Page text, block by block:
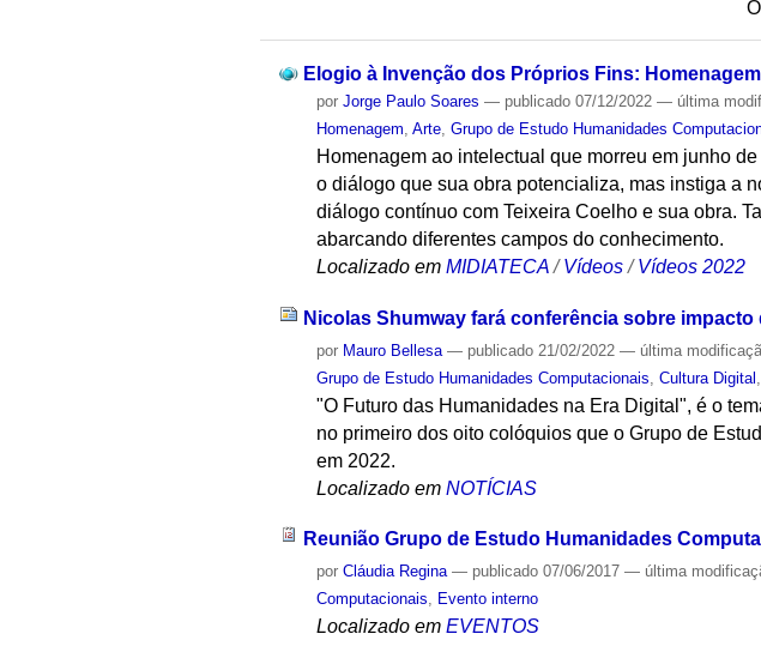
Elogio à Invenção dos Próprios Fins:
porJorge Paulo Soares — publicado 07/12/2022— última
Homenagem ,Arte ,Grupo de Estudo Humanidades
Homenagem ao intelectual que morreu em junho
o diálogo que sua obra potencializa, mas instiga a
diálogo contínuo com Teixeira Coelho e sua obra.
abarcando diferentes campos do conhecimento.
Localizado em MIDIATECA /Vídeos /Vídeos 2022
Nicolas Shumway fará conferência sobre
por Mauro Bellesa — publicado 21/02/2022— última
Grupo de Estudo Humanidades Computacionais ,Cultura Digital
"O Futuro das Humanidades na Era Digital", é o
no primeiro dos oito colóquios que o Grupo de
em 2022.
Localizado em NOTÍCIAS
Reunião Grupo de Estudo Humanidades
porCláudia Regina — publicado 07/06/2017— última
Computacionais, Evento interno
Localizado em EVENTOS